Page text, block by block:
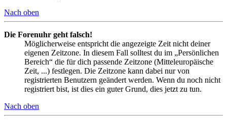
Nach oben
Die Forenuhr geht falsch!
Möglicherweise entspricht die angezeigte Zeit nicht deiner
eigenen Zeitzone. In diesem Fall solltest du im „Persönlichen
Bereich“ die für dich passende Zeitzone (Mitteleuropäische
Zeit, ...) festlegen. Die Zeitzone kann dabei nur von
registrierten Benutzern geändert werden. Wenn du noch nicht
registriert bist, ist dies ein guter Grund, dies jetzt zu tun.
Nach oben